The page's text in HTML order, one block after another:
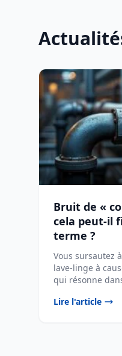
Bruit de «
cela peut-il
terme ?
Vous sursautez
lave-linge à
qui résonne
Lire l'article